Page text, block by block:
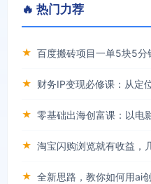
🔥 热门力荐
★ 百度搬砖项目一单5块5分
★
★
★
★